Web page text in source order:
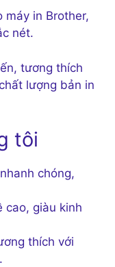
máy in Brother,
nét.
tương thích
lượng bản in
tôi
chóng,
cao, giàu kinh
thích với